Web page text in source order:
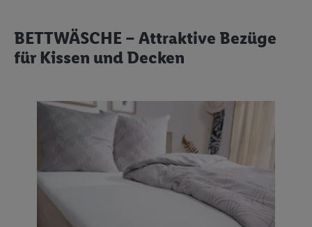
BETTWÄSCHE – Attraktive Bezüge
für Kissen und Decken